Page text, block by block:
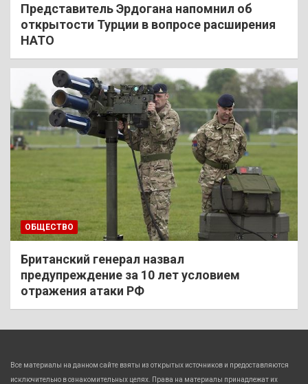
Представитель Эрдогана напомнил об
открытости Турции в вопросе расширения
НАТО
ОБЩЕСТВО
Британский генерал назвал
предупреждение за 10 лет условием
отражения атаки РФ
Все материалы на данном сайте взяты из открытых источников и предоставляются
исключительно в ознакомительных целях. Права на материалы принадлежат их